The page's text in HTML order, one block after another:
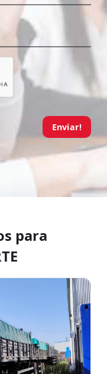
Enviar!
para